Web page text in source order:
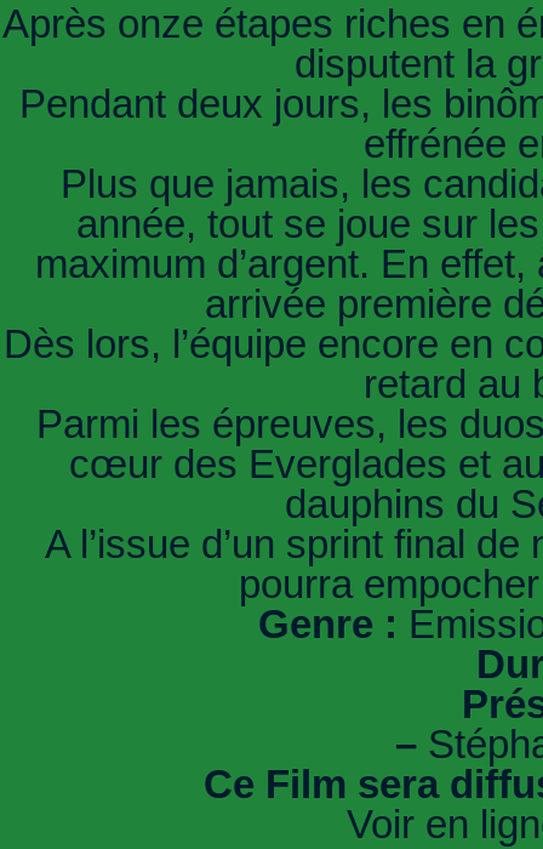
Après onze étapes riches en
disputent la
Pendant deux jours, les
effrénée
Plus que jamais, les
année, tout se joue sur
maximum d’argent. En
arrivée première
Dès lors, l’équipe encore en
retard au
Parmi les épreuves, les
cœur des Everglades et
dauphins du
A l’issue d’un sprint final
pourra
Genre :
–
Ce Film sera
Voir en